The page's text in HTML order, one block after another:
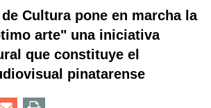
Cultura pone en marcha la
arte" una iniciativa
que constituye el
pinatarense